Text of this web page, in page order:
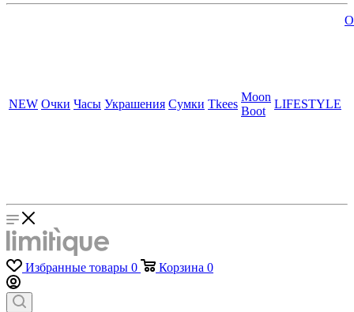
NEW Очки Часы Украшения Сумки Tkees
Moon
Boot
LIFESTYLE
Избранные товары 0 Корзина 0